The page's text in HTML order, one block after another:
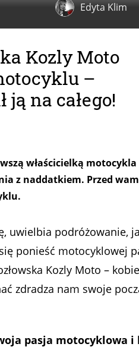
Edyta Klim
Kozly Moto
–
na całego!
właścicielką
z naddatkiem. Przed
uwielbia podróżowanie,
ponieść motocyklowej
Kozly Moto –
zdradza nam swoje
pasja motocyklowa